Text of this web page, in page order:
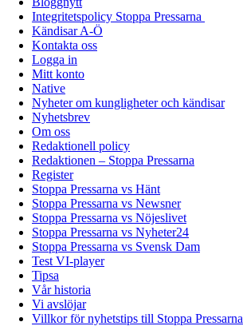
Integritetspolicy Stoppa Pressarna
Kändisar A-Ö
Kontakta oss
Logga in
Mitt konto
Native
Nyheter om kungligheter och kändisar
Nyhetsbrev
Om oss
Redaktionell policy
Redaktionen – Stoppa Pressarna
Register
Stoppa Pressarna vs Hänt
Stoppa Pressarna vs Newsner
Stoppa Pressarna vs Nöjeslivet
Stoppa Pressarna vs Nyheter24
Stoppa Pressarna vs Svensk Dam
Test VI-player
Tipsa
Vår historia
Vi avslöjar
Villkor för nyhetstips till Stoppa Pressarna